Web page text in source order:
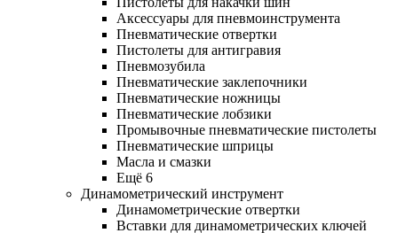
Аксессуары для пневмоинструмента
Пневматические отвертки
Пистолеты для антигравия
Пневмозубила
Пневматические заклепочники
Пневматические ножницы
Пневматические лобзики
Промывочные пневматические пистолеты
Пневматические шприцы
Масла и смазки
Ещё 6
Динамометрический инструмент
Динамометрические отвертки
Вставки для динамометрических ключей